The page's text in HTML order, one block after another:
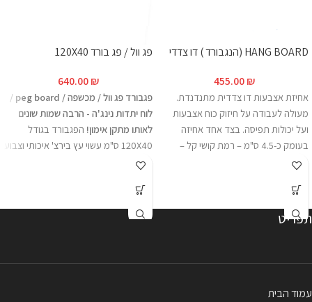
HANG BOARD (הנגבורד ) דו צדדי
455.00₪
אחיזת אצבעות דו צדדית מתנדנדת.
מעולה לעבודה על חיזוק כוח אצבעות
ועל יכולות תפיסה. בצד אחד אחיזה
בעומק כ-4.5 ס"מ – רמת קושי קל –
לתליה. מגיע עם 2 רצועות חיבור
פג וול / פג בורד 120X40
640.00₪
פגבורד פג וול / מכשפה / peg board /
לוח יתדות נינג'ה - הרבה שמות שונים
לאותו מתקן אימון! הפגבורד בגודל
120X40 ס"מ עשוי עץ בירצ' איכותי וצבוע
בצבע איכותי לעמידות מירבית בתנאי
מתקן הפג בורד הוא מתקן קלאסי
תפריט
עמוד הבית